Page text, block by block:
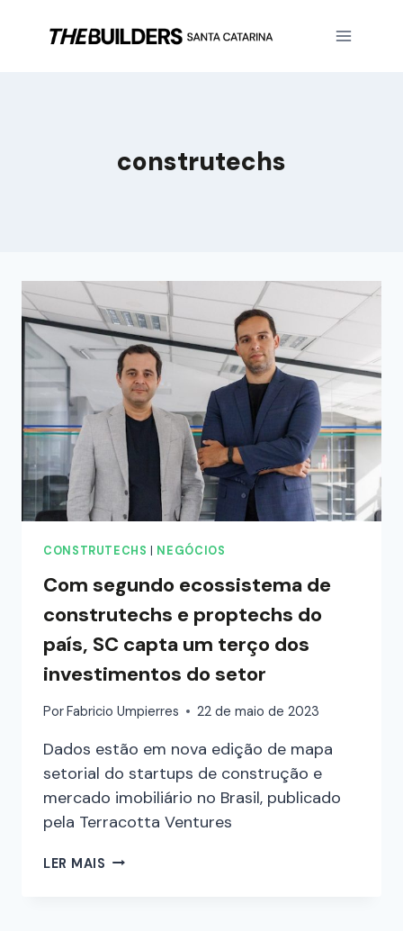
construtechs
CONSTRUTECHS NEGÓCIOS
Com segundo ecossistema de
construtechs e proptechs do
país, SC capta um terço dos
investimentos do setor
PorFabricio Umpierres 22 de maio de 2023
Dados estão em nova edição de mapa
setorial do startups de construção e
mercado imobiliário no Brasil, publicado
pela Terracotta Ventures
LER MAIS